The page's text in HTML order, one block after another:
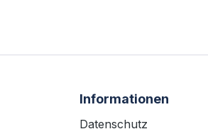
Informationen
Datenschutz